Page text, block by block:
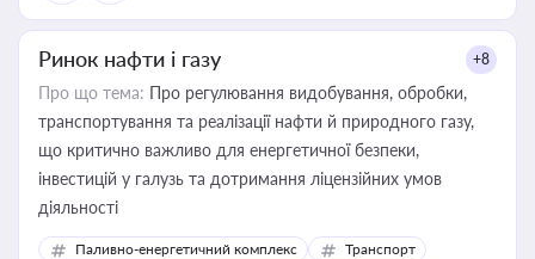
Ринок нафти і газу +8
Про що тема: Про регулювання видобування, обробки,
транспортування та реалізації нафти й природного газу,
що критично важливо для енергетичної безпеки,
інвестицій у галузь та дотримання ліцензійних умов
діяльності
Паливно-енергетичний комплекс
Транспорт